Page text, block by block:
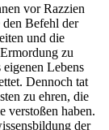
vor Razzien
Befehl der
und die
zu
eigenen Lebens
Dennoch tat
zu ehren, die
verstoßen haben.
der